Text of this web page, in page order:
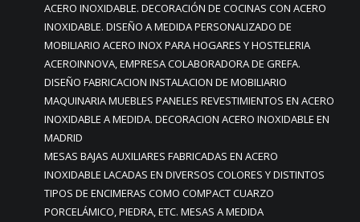
ACERO INOXIDABLE. DECORACIÓN DE COCINAS CON ACERO
INOXIDABLE. DISEÑO A MEDIDA PERSONALIZADO DE
MOBILIARIO ACERO INOX PARA HOGARES Y HOSTELERIA
ACEROINNOVA, EMPRESA COLABORADORA DE GREFA.
DISEÑO FABRICACION INSTALACION DE MOBILIARIO
MAQUINARIA MUEBLES PANELES REVESTIMIENTOS EN ACERO
INOXIDABLE A MEDIDA. DECORACION ACERO INOXIDABLE EN
MADRID
MESAS BAJAS AUXILIARES FABRICADAS EN ACERO
INOXIDABLE LACADAS EN DIVERSOS COLORES Y DISTINTOS
TIPOS DE ENCIMERAS COMO COMPACT CUARZO
PORCELÁMICO, PIEDRA, ETC. MESAS A MEDIDA